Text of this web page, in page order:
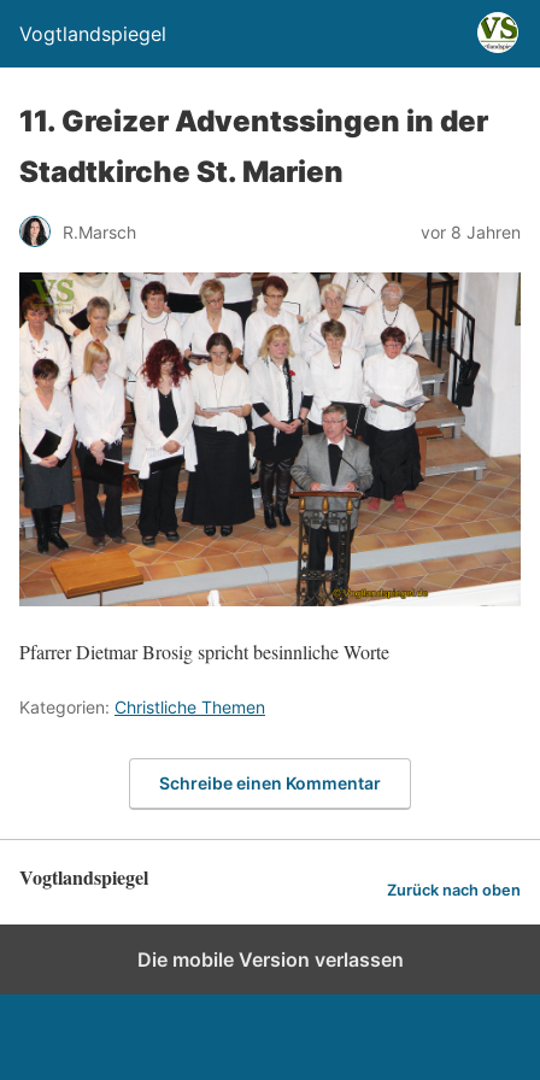
Vogtlandspiegel
11. Greizer Adventssingen in der
Stadtkirche St. Marien
R.Marsch vor 8 Jahren
Pfarrer Dietmar Brosig spricht besinnliche Worte
Kategorien: Christliche Themen
Schreibe einen Kommentar
Vogtlandspiegel Zurück nach oben
Die mobile Version verlassen